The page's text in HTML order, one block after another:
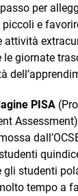
per
e
attività
giornate
PISA
gli studenti
tempo a